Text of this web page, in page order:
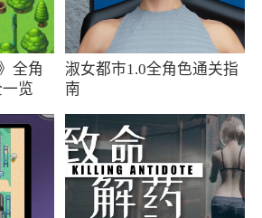
，提升游戏体验
全角
览
淑女都市1.0全角色通关指
南